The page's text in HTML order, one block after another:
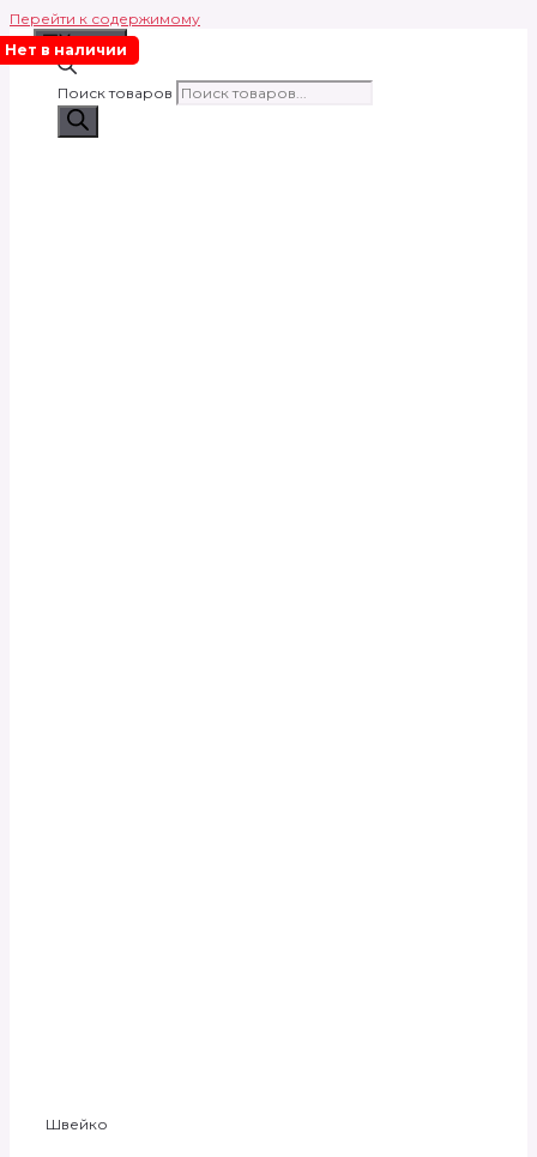
Перейти к содержимому
Меню
Поиск товаров
Швейко
Нет в наличии